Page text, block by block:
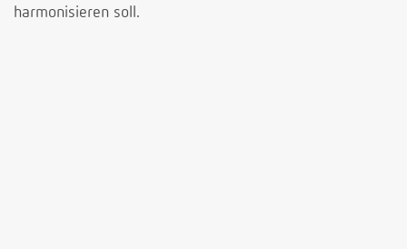
harmonisieren soll.